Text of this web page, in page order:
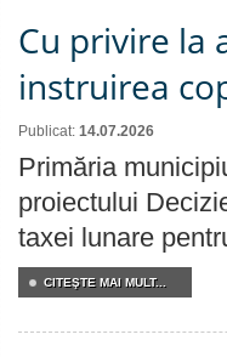
Cu privire la
instruirea
Publicat: 14.07.2026
Primăria
proiectului
taxei lunare
CITEŞTE MAI MULT...